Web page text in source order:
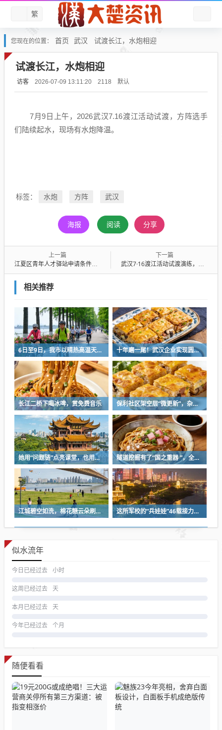
繁
您现在的位置： 首页 武汉 试渡长江，水炮相迎
试渡长江，水炮相迎
访客 2026-07-09 13:11:20 2118 默认
7月9日上午，2026武汉7.16渡江活动试渡，方阵选手
们陆续起水，现场有水炮降温。
标签： 水炮 方阵 武汉
海报 阅读 分享
上一篇
江夏区青年人才驿站申请条件及流程2024
下一篇
武汉7·16渡江活动试渡演练，全方位检验赛事保障
相关推荐
6日至9日，我市以晴热高温天气为主 十年磨一尾！武汉企业实现圆口铜鱼规模化繁育
长江二桥下喝冰啤，赏免费音乐 保利社区架空层“微更新”，杂物堆放区变身健身活动室
她用“问题链”点亮课堂，也用一份耐心等来孩子成长 隧道挖掘有了“国之重器 ”，全球首台掘爆机在武汉下线
江城碧空如洗，棉花糖云朵刷屏蓝天 这所军校的“兵娃娃”46载接力，守护盲人宿舍
似水流年
今日已经过去 小时
这周已经过去 天
本月已经过去 天
今年已经过去 个月
随便看看